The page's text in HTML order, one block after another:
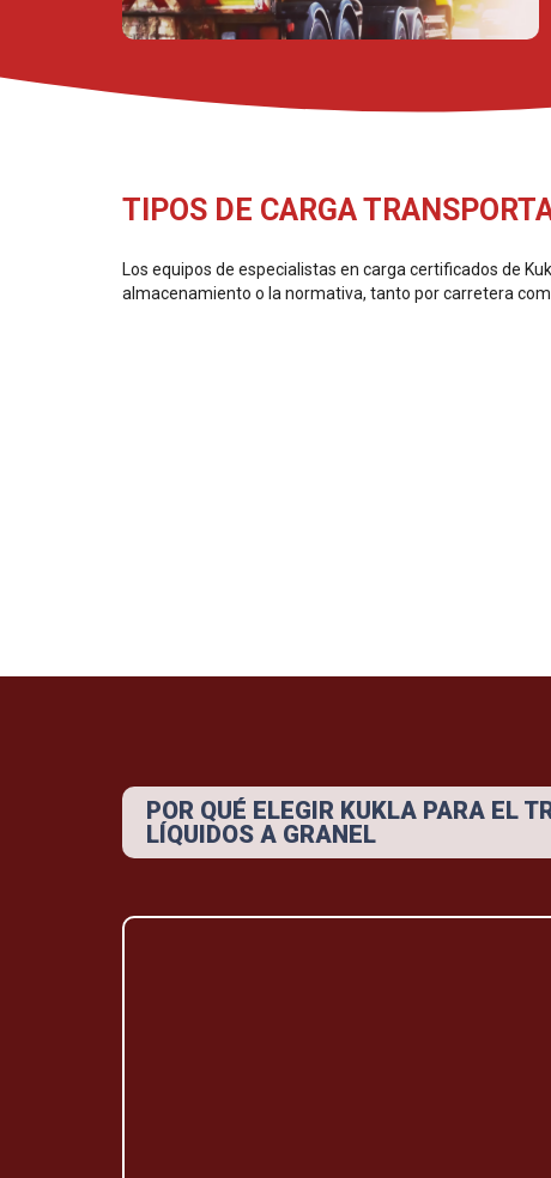
TIPOS DE CARGA
Los equipos de especialistas en carga certificados de
almacenamiento o la normativa, tanto por carretera
POR QUÉ ELEGIR KUKLA PARA EL
LÍQUIDOS A GRANEL